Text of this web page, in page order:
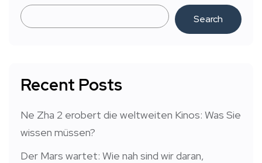
Search
Recent Posts
Ne Zha 2 erobert die weltweiten Kinos: Was Sie
wissen müssen?
Der Mars wartet: Wie nah sind wir daran,